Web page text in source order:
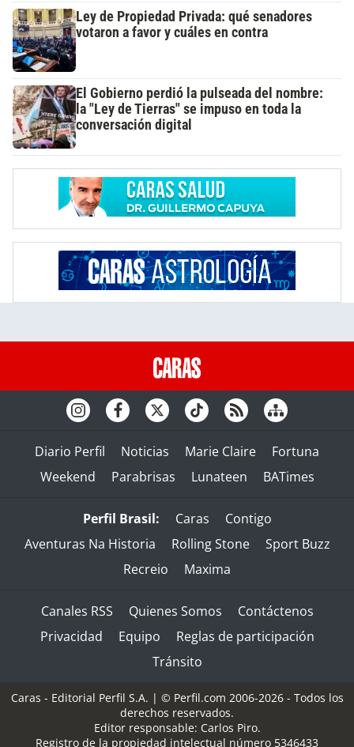
Ley de Propiedad Privada: qué senadores
votaron a favor y cuáles en contra
El Gobierno perdió la pulseada del nombre:
la "Ley de Tierras" se impuso en toda la
conversación digital
Diario Perfil Noticias Marie Claire
Fortuna
Weekend
Parabrisas Lunateen BATimes
Perfil Brasil: Caras
Contigo
Aventuras Na Historia
Rolling Stone
Sport Buzz
Recreio
Maxima
Canales RSS Quienes Somos
Contáctenos
Privacidad
Equipo
Reglas de participación
Tránsito
Caras - Editorial Perfil S.A. | © Perfil.com 2006-2026 - Todos los
derechos reservados.
Editor responsable: Carlos Piro.
Registro de la propiedad intelectual número 5346433